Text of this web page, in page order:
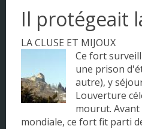
Midi-Pyrénées
Nord Pas de Calais
Pays de la Loire
Picardie
Poitou - Charentes
Il protégeait
LA CLUSE ET MIJOUX
Ce fort
une prison
autre), y
Louverture
mourut.
mondiale, ce fort fit parti